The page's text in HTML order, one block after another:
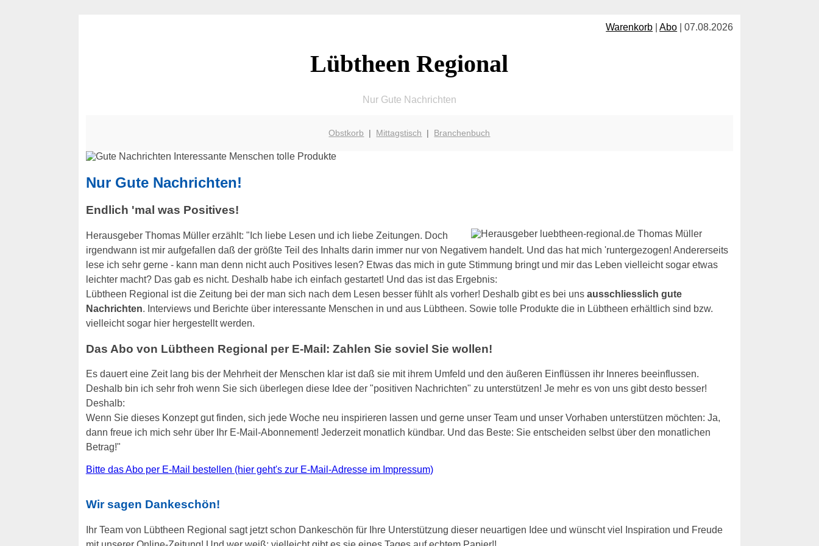
Warenkorb |Abo | 07.08.2026
Lübtheen Regional
Nur Gute Nachrichten
Obstkorb | Mittagstisch | Branchenbuch
Nur Gute Nachrichten!
Endlich 'mal was Positives!
Herausgeber Thomas Müller erzählt: "Ich liebe Lesen und ich liebe Zeitungen. Doch
irgendwann ist mir aufgefallen daß der größte Teil des Inhalts darin immer nur von Negativem handelt. Und das hat mich 'runtergezogen! Andererseits
lese ich sehr gerne - kann man denn nicht auch Positives lesen? Etwas das mich in gute Stimmung bringt und mir das Leben vielleicht sogar etwas
leichter macht? Das gab es nicht. Deshalb habe ich einfach gestartet! Und das ist das Ergebnis:
Lübtheen Regional ist die Zeitung bei der man sich nach dem Lesen besser fühlt als vorher! Deshalb gibt es bei uns ausschliesslich gute
Nachrichten. Interviews und Berichte über interessante Menschen in und aus Lübtheen. Sowie tolle Produkte die in Lübtheen erhältlich sind bzw.
vielleicht sogar hier hergestellt werden.
Das Abo von Lübtheen Regional per E-Mail: Zahlen Sie soviel Sie wollen!
Es dauert eine Zeit lang bis der Mehrheit der Menschen klar ist daß sie mit ihrem Umfeld und den äußeren Einflüssen ihr Inneres beeinflussen.
Deshalb bin ich sehr froh wenn Sie sich überlegen diese Idee der "positiven Nachrichten" zu unterstützen! Je mehr es von uns gibt desto besser!
Deshalb:
Wenn Sie dieses Konzept gut finden, sich jede Woche neu inspirieren lassen und gerne unser Team und unser Vorhaben unterstützen möchten: Ja,
dann freue ich mich sehr über Ihr E-Mail-Abonnement! Jederzeit monatlich kündbar. Und das Beste: Sie entscheiden selbst über den monatlichen
Betrag!"
Bitte das Abo per E-Mail bestellen (hier geht's zur E-Mail-Adresse im Impressum)
Wir sagen Dankeschön!
Ihr Team von Lübtheen Regional sagt jetzt schon Dankeschön für Ihre Unterstützung dieser neuartigen Idee und wünscht viel Inspiration und Freude